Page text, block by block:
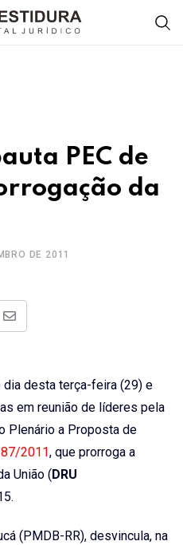
PEC de
da
DE 2011
Share
dia desta terça-feira (29) e
em reunião de líderes pela
Plenário a Proposta de
87/2011, que prorroga a
União ( DRU
(PMDB-RR), desvincula, na